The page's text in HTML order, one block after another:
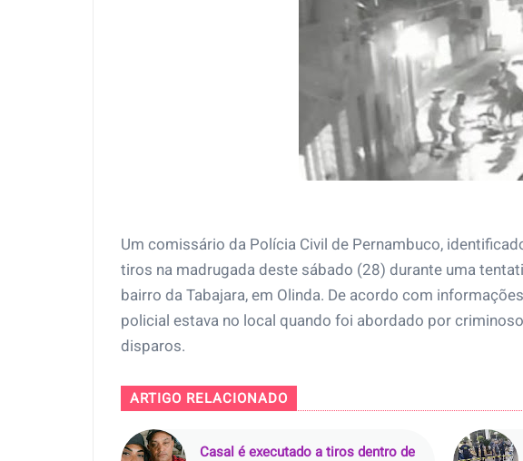
Um comissário da Polícia Civil de Pernambuco,
tiros na madrugada deste sábado (28) durante uma
bairro da Tabajara, em Olinda. De acordo com
policial estava no local quando foi abordado por
disparos.
ARTIGO RELACIONADO
Casal é executado a tiros dentro de